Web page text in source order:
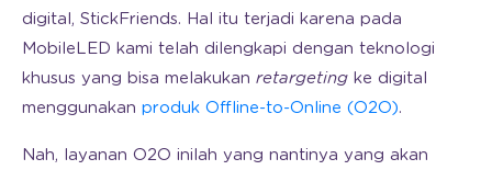
digital, StickFriends. Hal itu terjadi karena pada
MobileLED kami telah dilengkapi dengan teknologi
khusus yang bisa melakukan retargeting ke digital
menggunakan produk Offline-to-Online (O2O).
Nah, layanan O2O inilah yang nantinya yang akan